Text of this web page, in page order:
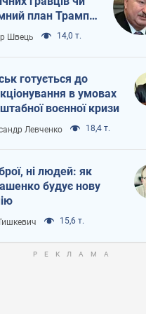
план Трампа
Швець 14,0 т.
готується до
в умовах
воєнної кризи
Левченко 18,4 т.
ні людей: як
будує нову
15,6 т.